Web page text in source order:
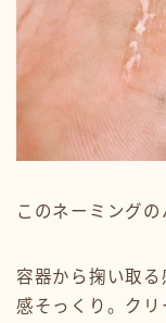
このネーミング
容器から掬い取
感そっくり。ク